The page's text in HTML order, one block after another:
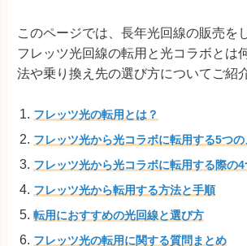
このページでは、長年光回線の販売を
フレッツ光回線の転用と光コラボとは
法や乗り換え先の選び方についてご紹
フレッツ光の転用とは？
フレッツ光から光コラボに転用する5つの
フレッツ光から光コラボに転用する際の
フレッツ光から転用する方法と手順
転用におすすめの光回線と選び方
フレッツ光の転用に関する質問まとめ